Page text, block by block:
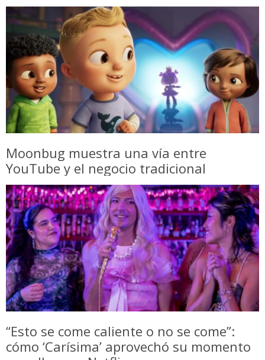
Moonbug muestra una vía entre
YouTube y el negocio tradicional
“Esto se come caliente o no se come”:
cómo ‘Carísima’ aprovechó su momento